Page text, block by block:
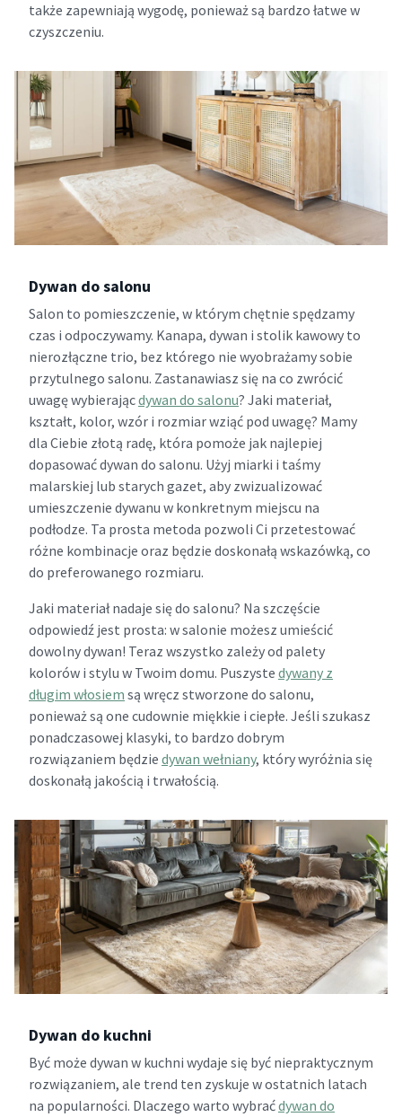
także zapewniają wygodę, ponieważ są bardzo łatwe w
czyszczeniu.
Dywan do salonu
Salon to pomieszczenie, w którym chętnie spędzamy
czas i odpoczywamy. Kanapa, dywan i stolik kawowy to
nierozłączne trio, bez którego nie wyobrażamy sobie
przytulnego salonu. Zastanawiasz się na co zwrócić
uwagę wybierającdywan do salonu? Jaki materiał,
kształt, kolor, wzór i rozmiar wziąć pod uwagę? Mamy
dla Ciebie złotą radę, która pomoże jak najlepiej
dopasować dywan do salonu. Użyj miarki i taśmy
malarskiej lub starych gazet, aby zwizualizować
umieszczenie dywanu w konkretnym miejscu na
podłodze. Ta prosta metoda pozwoli Ci przetestować
różne kombinacje oraz będzie doskonałą wskazówką, co
do preferowanego rozmiaru.
Jaki materiał nadaje się do salonu? Na szczęście
odpowiedź jest prosta: w salonie możesz umieścić
dowolny dywan! Teraz wszystko zależy od palety
kolorów i stylu w Twoim domu. Puszyste dywany z
długim włosiem są wręcz stworzone do salonu,
ponieważ są one cudownie miękkie i ciepłe. Jeśli szukasz
ponadczasowej klasyki, to bardzo dobrym
rozwiązaniem będzie dywan wełniany, który wyróżnia się
doskonałą jakością i trwałością.
Dywan do kuchni
Być może dywan w kuchni wydaje się być niepraktycznym
rozwiązaniem, ale trend ten zyskuje w ostatnich latach
na popularności. Dlaczego warto wybraćdywan do